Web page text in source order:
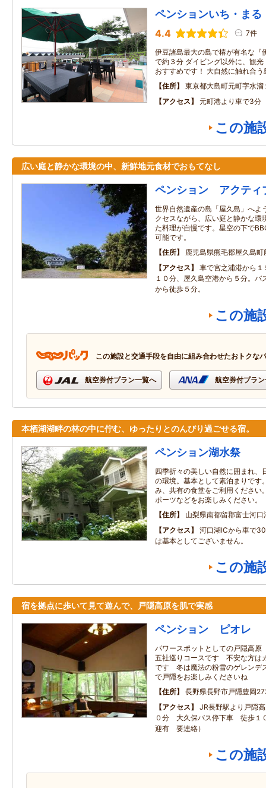
ペンションいち・まる
4.4 7件
伊豆諸島最大の島で椿が有名な『
で約３分 ダイビング以外に、観
おすすめです！ 大自然に触れ合
住所
東京都大島町元町字水溜
アクセス
元町港より車で3分
この施
広い庭と静かな環境の中、新鮮地元食材でおもてなし
ペンション アクティ
世界自然遺産の島「屋久島」へよ
クセスながら、広い庭と静かな環
た料理が自慢です。星空の下で
可能です。
住所
鹿児島県熊毛郡屋久島
アクセス
車で宮之浦港から
１０分、屋久島空港から５分。バ
から徒歩５分。
この施
この施設と交通手段を自由に組み合わせたおトクな
航空券付プラン一覧へ 航空券付プラ
本栖湖湖畔の林の中に佇む、ゆったりとのんびり過ごせる宿。
ペンション湖水祭
四季折々の美しい自然に囲まれ、
の環境。基本として素泊まりです
み、共有の食堂をご利用ください
ポーツなどをお楽しみください。
住所
山梨県南都留郡富士河口
アクセス
河口湖ICから車で
は基本としてございません。
この施
宿を拠点に歩いて見て遊んで、戸隠高原を肌で実感
ペンション ピオレ
パワースポットとしての戸隠高
五社巡りコースです 不安な方は
です 冬は魔法の粉雪のゲレンデ
で戸隠をお楽しみくださいね
住所
長野県長野市戸隠豊岡
アクセス
JR長野駅より戸隠
０分 大久保バス停下車 徒歩１
迎有 要連絡）
この施